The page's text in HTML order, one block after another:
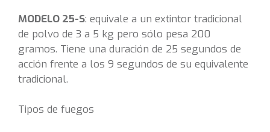
MODELO 25-S: equivale a un extintor tradicional
de polvo de 3 a 5 kg pero sólo pesa 200
gramos. Tiene una duración de 25 segundos de
acción frente a los 9 segundos de su equivalente
tradicional.
Tipos de fuegos